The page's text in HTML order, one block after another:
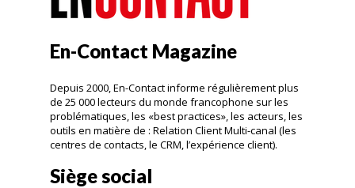
En-Contact Magazine
Depuis 2000, En-Contact informe régulièrement plus
de 25 000 lecteurs du monde francophone sur les
problématiques, les «best practices», les acteurs, les
outils en matière de : Relation Client Multi-canal (les
centres de contacts, le CRM, l’expérience client).
Siège social